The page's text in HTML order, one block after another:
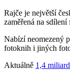
Rajče je největší
zaměřená na
Nabízí neomezený
fotoknih i jiných
Aktuálně 1,4